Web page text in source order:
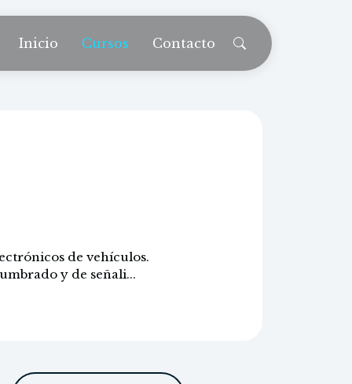
Inicio Cursos Contacto
de vehículos.
y de señali...